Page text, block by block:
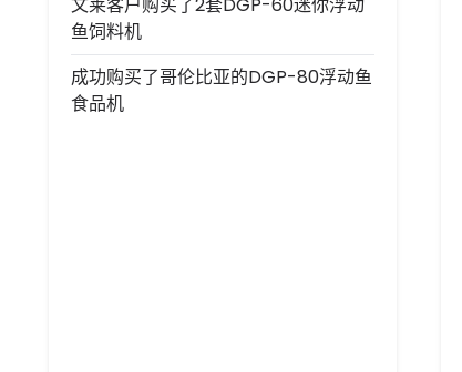
鱼饲料机
成功购买了哥伦比亚的DGP-80浮动鱼
食品机